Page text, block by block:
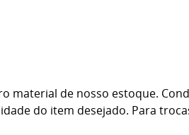
material de nosso estoque.
do item desejado. Para